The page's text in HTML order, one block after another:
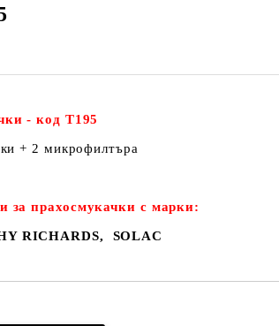
- код Т195
+ 2 микрофилтъра
за прахосмукачки с марки:
RICHARDS, SOLAC